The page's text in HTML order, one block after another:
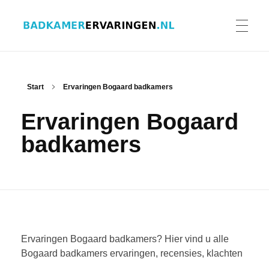
ERVARINGEN BADKAMERS
Start Ervaringen Bogaard badkamers
Ervaringen Bogaard
badkamers
Ervaringen Bogaard badkamers? Hier vind u alle
Bogaard badkamers ervaringen, recensies, klachten